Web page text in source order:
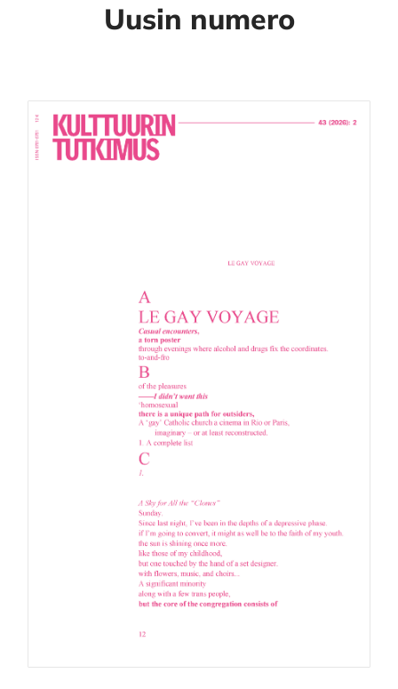
Uusin numero